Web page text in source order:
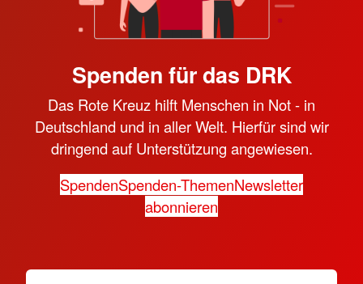
Spenden für das DRK
Das Rote Kreuz hilft Menschen in Not - in
Deutschland und in aller Welt. Hierfür sind wir
dringend auf Unterstützung angewiesen.
SpendenSpenden-ThemenNewsletter
abonnieren